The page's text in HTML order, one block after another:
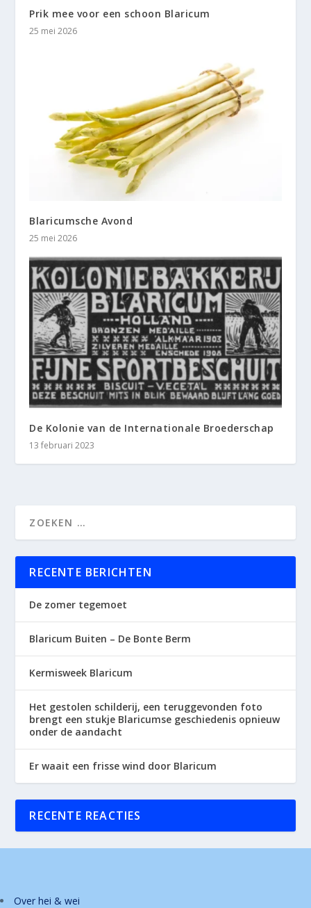
Prik mee voor een schoon Blaricum
25 mei 2026
Blaricumsche Avond
25 mei 2026
De Kolonie van de Internationale Broederschap
13 februari 2023
RECENTE BERICHTEN
De zomer tegemoet
Blaricum Buiten – De Bonte Berm
Kermisweek Blaricum
Het gestolen schilderij, een teruggevonden foto
brengt een stukje Blaricumse geschiedenis opnieuw
onder de aandacht
Er waait een frisse wind door Blaricum
RECENTE REACTIES
Over hei & wei